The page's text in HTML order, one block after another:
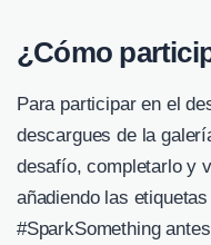
¿Cómo
Para participar en el
descargues de la
desafío, completarlo y
añadiendo las
#SparkSomething